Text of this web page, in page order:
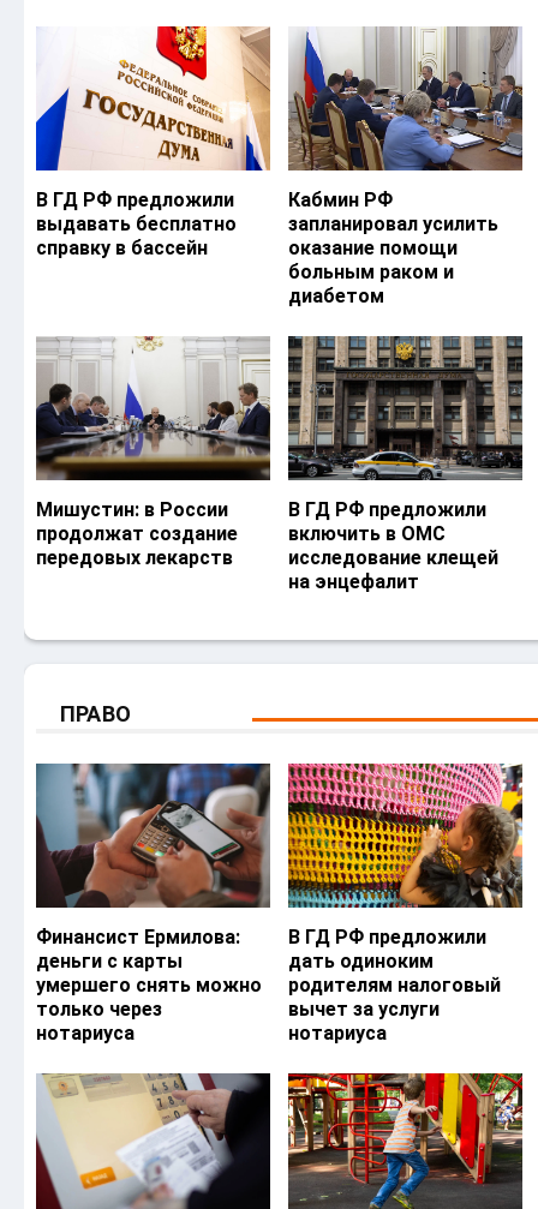
В ГД РФ предложили
выдавать бесплатно
справку в бассейн
Кабмин РФ
запланировал усилить
оказание помощи
больным раком и
диабетом
Мишустин: в России
продолжат создание
передовых лекарств
В ГД РФ предложили
включить в ОМС
исследование клещей
на энцефалит
ПРАВО
Финансист Ермилова:
деньги с карты
умершего снять можно
только через
нотариуса
В ГД РФ предложили
дать одиноким
родителям налоговый
вычет за услуги
нотариуса